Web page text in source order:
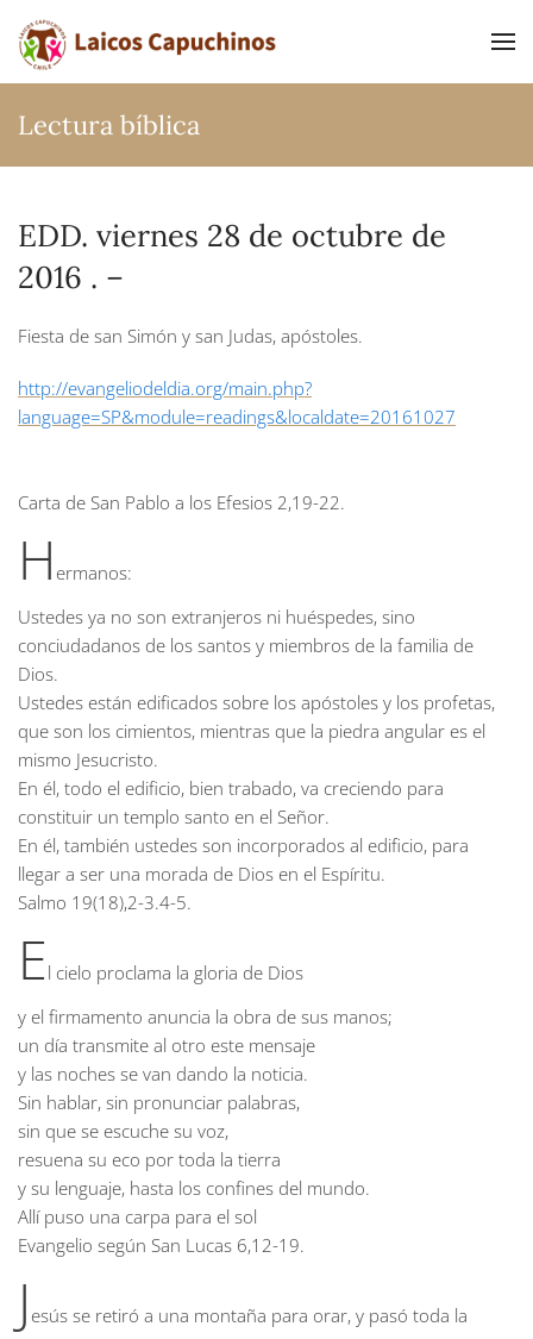
Ir al contenido principal
Lectura bíblica
EDD. viernes 28 de octubre de
2016 . –
Fiesta de san Simón y san Judas, apóstoles.
http://evangeliodeldia.org/main.php?
language=SP&module=readings&localdate=20161027
Carta de San Pablo a los Efesios 2,19-22.
H ermanos:
Ustedes ya no son extranjeros ni huéspedes, sino
conciudadanos de los santos y miembros de la familia de
Dios.
Ustedes están edificados sobre los apóstoles y los profetas,
que son los cimientos, mientras que la piedra angular es el
mismo Jesucristo.
En él, todo el edificio, bien trabado, va creciendo para
constituir un templo santo en el Señor.
En él, también ustedes son incorporados al edificio, para
llegar a ser una morada de Dios en el Espíritu.
Salmo 19(18),2-3.4-5.
E l cielo proclama la gloria de Dios
y el firmamento anuncia la obra de sus manos;
un día transmite al otro este mensaje
y las noches se van dando la noticia.
Sin hablar, sin pronunciar palabras,
sin que se escuche su voz,
resuena su eco por toda la tierra
y su lenguaje, hasta los confines del mundo.
Allí puso una carpa para el sol
Evangelio según San Lucas 6,12-19.
J esús se retiró a una montaña para orar, y pasó toda la